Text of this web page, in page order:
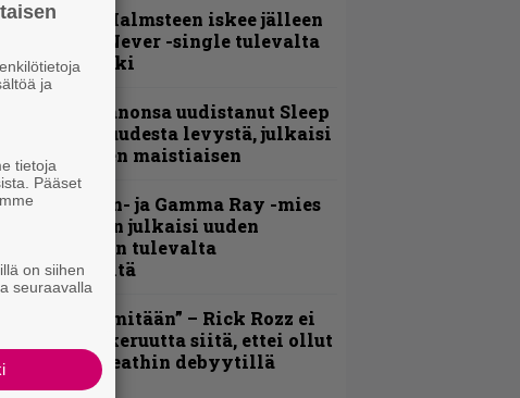
Yngwie Malmsteen iskee jälleen
– Now or Never -single tulevalta
levyltä julki
Kokoonpanonsa uudistanut Sleep
tiedottaa uudesta levystä, julkaisi
myös uuden maistiaisen
Helloween- ja Gamma Ray -mies
Kai Hansen julkaisi uuden
maistiaisen tulevalta
soololevyltä
”En kadu mitään” – Rick Rozz ei
tunne katkeruutta siitä, ettei ollut
mukana Deathin debyytillä
ja
tietoja
Pääset
on siihen
seuraavalla